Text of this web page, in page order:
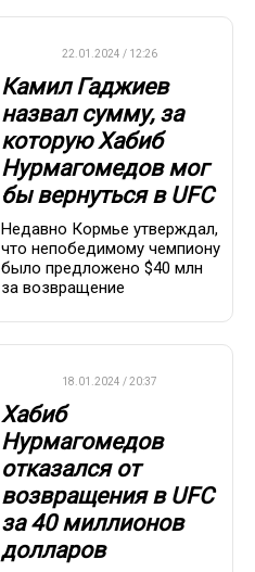
22.01.2024 / 12:26
Камил Гаджиев
назвал сумму, за
которую Хабиб
Нурмагомедов мог
бы вернуться в UFC
Недавно Кормье утверждал,
что непобедимому чемпиону
было предложено $40 млн
за возвращение
18.01.2024 / 20:37
Хабиб
Нурмагомедов
отказался от
возвращения в UFC
за 40 миллионов
долларов